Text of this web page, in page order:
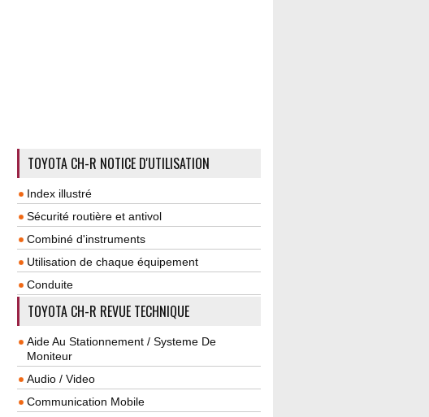
TOYOTA CH-R NOTICE D'UTILISATION
Index illustré
Sécurité routière et antivol
Combiné d'instruments
Utilisation de chaque équipement
Conduite
TOYOTA CH-R REVUE TECHNIQUE
Aide Au Stationnement / Systeme De
Moniteur
Audio / Video
Communication Mobile